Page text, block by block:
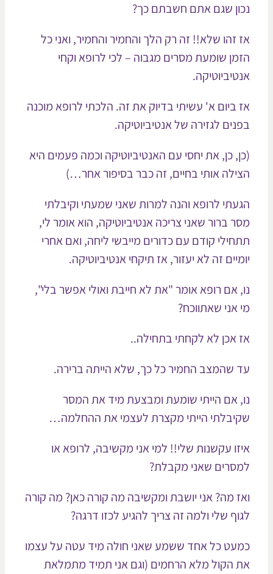
שגם אתם חשבתם כך?
זהו שלא!! זה רק הלך והחמיר והחמיר, ואני כל
שומעת מסרים מגבוה – לכי לרופא וקחי
ביום א' עשיתי בדיוק את זה. הלכתי לרופא מוכנה
לגזירה של אנטיביוטיקה.
כן, את יחסי עם האנטיביוטיקה וכמה פעמים היא
אותי בחיים, זה כבר בסיפור אחר…)
לרופא והנה למרות שאני שמעתי וקיבלתי
ברור שאני צריכה אנטיביוטיקה, הוא אומר לי,
קודם עם כדורים מייבשי ליחה, ואם אחרי
זה לא יעזור, אז תיקחי אנטיביוטיקה.
אם רופא אומר "את לא חייבת ואולי אפשר בלי",
אני שאתווכח?
אכן לא לקחתי בתחילה..
שהמצב החמיר כל כך, שלא הייתה ברירה.
אם הייתי שומעת ומבצעת מיד את המסר
הייתי מקצרת לעצמי את ההחלמה…
עקשנות שלי!! למי אני מקשיבה, לרופא או
שאני מקבלת?
מה? אני יושבת ומקשיבה מה קורה כאן? מה קורה
שלי ולמה זה צריך להגיע לכזו דרגה?
כל אחד ששמע שאני חולה מיד עטה על עצמו
הקול מלא הרחמים (וגם אני תמיד מתמלאת